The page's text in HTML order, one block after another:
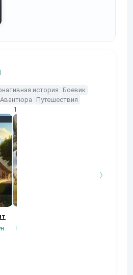
история
Боевик
Авантюра Путешествия
10
Плотников Сергей